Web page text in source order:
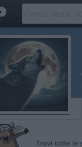
Trovi tutte le